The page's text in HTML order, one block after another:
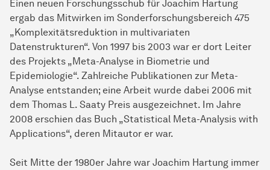
Einen neuen Forschungsschub für Joachim Hartung
ergab das Mitwirken im Sonderforschungsbereich 475
„Komplexitätsreduktion in multivariaten
Datenstrukturen“. Von 1997 bis 2003 war er dort Leiter
des Projekts „Meta-Analyse in Biometrie und
Epidemiologie“. Zahlreiche Publikationen zur Meta-
Analyse entstanden; eine Arbeit wurde dabei 2006 mit
dem Thomas L. Saaty Preis ausgezeichnet. Im Jahre
2008 erschien das Buch „Statistical Meta-Analysis with
Applications“, deren Mitautor er war.
Seit Mitte der 1980er Jahre war Joachim Hartung immer